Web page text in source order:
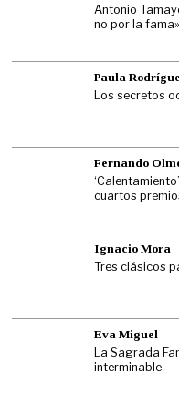
Antonio
no por la fama»
Paula
Los secretos
Fernando
cuartos
Ignacio Mora
Tres clásicos
Eva Miguel
La Sagrada
interminable